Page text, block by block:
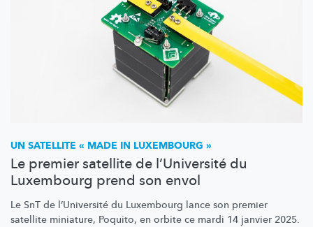
UN SATELLITE « MADE IN LUXEMBOURG »
Le premier satellite de l’Université du
Luxembourg prend son envol
Le SnT de l’Université du Luxembourg lance son premier
satellite miniature, Poquito, en orbite ce mardi 14 janvier 2025.